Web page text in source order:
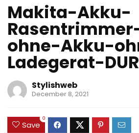
Makita-Akku-
ohne-Akku-
Ladegerat-
Stylishweb
December 8, 2021
Save
0